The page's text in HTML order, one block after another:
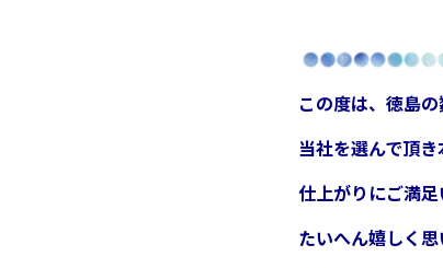
この度は、徳島
当社を選んで頂き
仕上がりにご満足
たいへん嬉しく